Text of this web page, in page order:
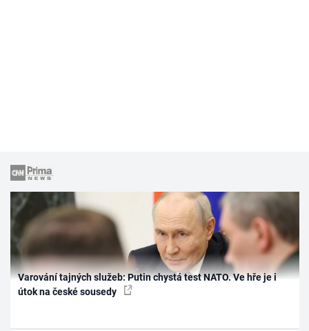
Varování tajných služeb: Putin chystá test NATO. Ve hře je i
útok na české sousedy